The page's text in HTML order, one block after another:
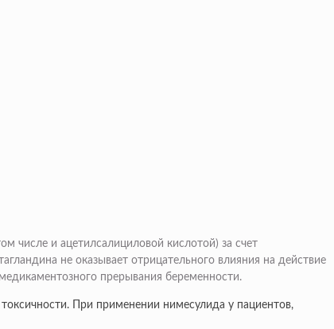
числе и ацетилсалициловой кислотой) за счет
не оказывает отрицательного влияния на действие
прерывания беременности.
При применении нимесулида у пациентов,